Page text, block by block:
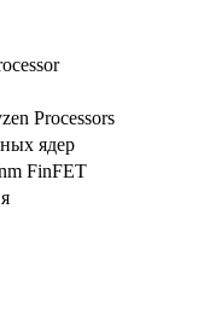
Processors
ядер
FinFET